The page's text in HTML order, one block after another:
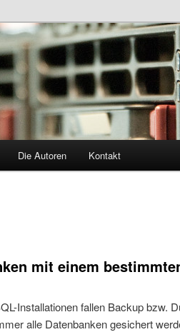
Die Autoren Kontakt
mit einem
Installationen fallen Backup bzw.
alle Datenbanken gesichert